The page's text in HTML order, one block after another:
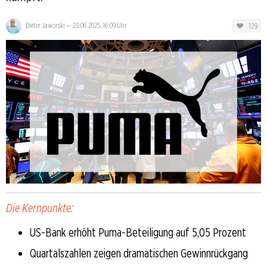
Dieter Jaworski — 23.06.2025, 16:09 Uhr 129
Die Kernpunkte:
US-Bank erhöht Puma-Beteiligung auf 5,05 Prozent
Quartalszahlen zeigen dramatischen Gewinnrückgang